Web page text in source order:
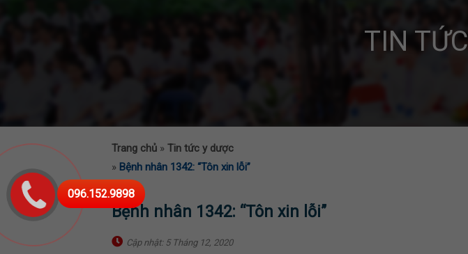
096.152.9898
TIN
Trang chủ » Tin tức y dược
» Bệnh nhân 1342: “Tôn xin lỗi”
Bệnh nhân 1342: “Tôn xin lỗi”
Cập nhật: 5 Tháng 12, 2020